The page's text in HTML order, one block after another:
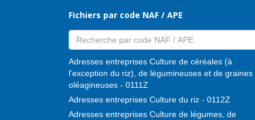
Fichiers par code NAF / APE
Adresses entreprises Culture de céréales (à
l'exception du riz), de légumineuses et de graines
oléagineuses - 0111Z
Adresses entreprises Culture du riz - 0112Z
Adresses entreprises Culture de légumes, de